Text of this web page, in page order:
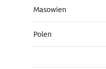
Masowien
Polen